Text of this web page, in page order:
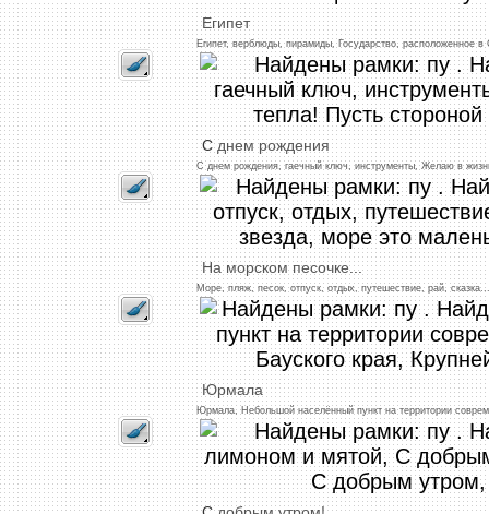
Египет
Египет, верблюды, пирамиды, Государство, расположенноев
Сднем рождения
С днем рождения, гаечный ключ, инструменты, Желаюв
На морском песочке...
Море, пляж, песок, отпуск, отдых, путешествие, рай, сказка...
Юрмала
Юрмала, Небольшой населённый пункт на территории